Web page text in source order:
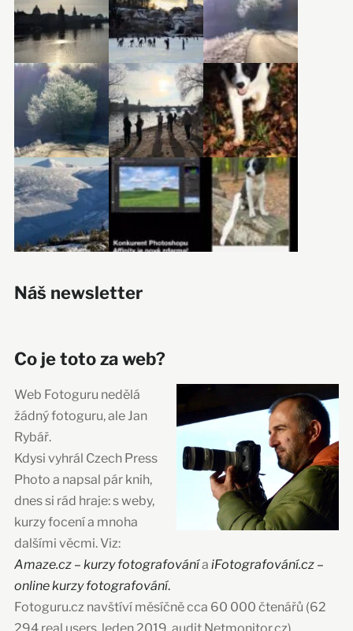
Náš newsletter
Co je toto za web?
Web Fotoguru nedělá
žádný fotoguru, ale Jan
Rybář.
Kdysi vyhrál Czech Press
Photo a napsal pár knih,
dnes si rád hraje: s weby,
kurzy focení a mnoha
dalšími věcmi. Viz:
Amaze.cz – kurzy fotografovánía iFotografování.cz –
online kurzy fotografování.
Fotoguru.cz navštíví měsíčně cca 60 000 čtenářů (62